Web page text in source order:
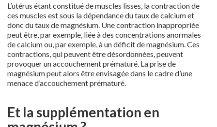
L’utérus étant constitué de muscles lisses, la contraction de
ces muscles est sous la dépendance du taux de calcium et
donc du taux de magnésium. Une contraction inappropriée
peut être, par exemple, liée à des concentrations anormales
de calcium ou, par exemple, à un déficit de magnésium. Ces
contractions, qui peuvent être désordonnées, peuvent
provoquer un accouchement prématuré. La prise de
magnésium peut alors être envisagée dans le cadre d’une
menace d’accouchement prématuré.
Et la supplémentation en